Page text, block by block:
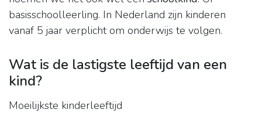
basisschoolleerling. In Nederland zijn kinderen
vanaf 5 jaar verplicht om onderwijs te volgen.
Wat is de lastigste leeftijd van een
kind?
Moeilijkste kinderleeftijd